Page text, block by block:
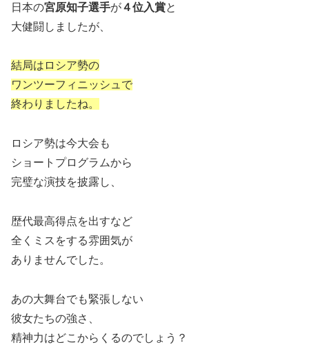
日本の宮原知子選手が４位入賞と
大健闘しましたが、
結局はロシア勢の
ワンツーフィニッシュで
終わりましたね。
ロシア勢は今大会も
ショートプログラムから
完璧な演技を披露し、
歴代最高得点を出すなど
全くミスをする雰囲気が
ありませんでした。
あの大舞台でも緊張しない
彼女たちの強さ、
精神力はどこからくるのでしょう？